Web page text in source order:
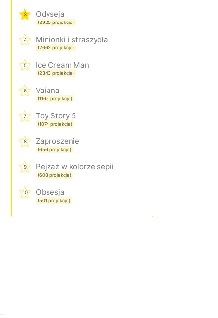
3 Odyseja
(3920 projekcje)
4 Minionki i straszydła
(2662 projekcje)
5 Ice Cream Man
(2343 projekcje)
6 Vaiana
(1165 projekcje)
7 Toy Story 5
(1074 projekcje)
8 Zaproszenie
(656 projekcje)
9 Pejzaż w kolorze sepii
(608 projekcje)
10 Obsesja
(501 projekcje)